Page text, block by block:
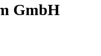
GmbH